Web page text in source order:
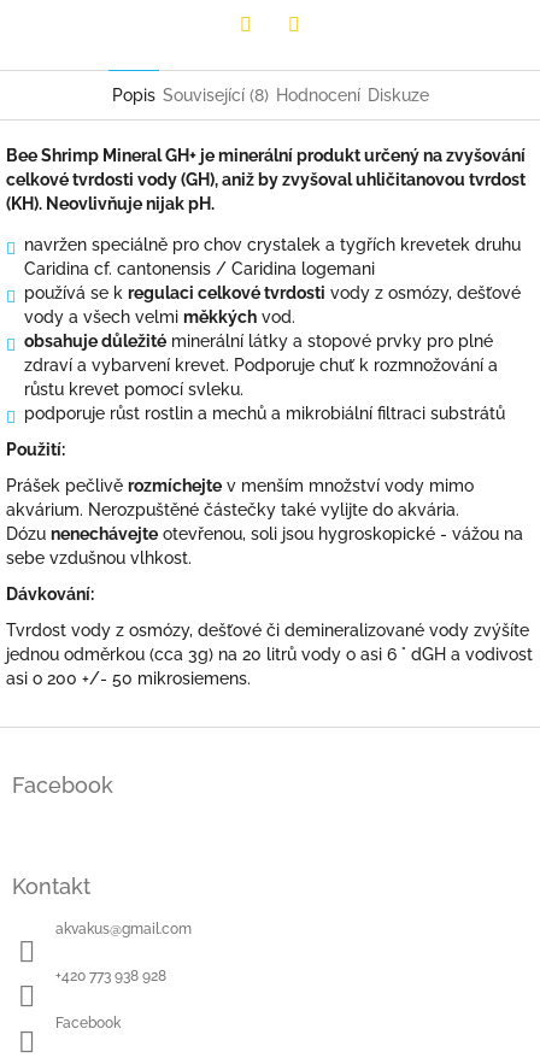
Popis Související (8) Hodnocení Diskuze
Bee Shrimp Mineral GH+ je minerální produkt určený na zvyšování
celkové tvrdosti vody (GH), aniž by zvyšoval uhličitanovou tvrdost
(KH). Neovlivňuje nijak pH.
navržen speciálně pro chov crystalek a tygřích krevetek druhu
Caridina cf. cantonensis / Caridina logemani
používá se k regulaci celkové tvrdosti vody z osmózy, dešťové
vody a všech velmi měkkých vod.
obsahuje důležité minerální látky a stopové prvky pro plné
zdraví a vybarvení krevet. Podporuje chuť k rozmnožování a
růstu krevet pomocí svleku.
podporuje růst rostlin a mechů a mikrobiální filtraci substrátů
Použití:
Prášek pečlivě rozmíchejte v menším množství vody mimo
akvárium. Nerozpuštěné částečky také vylijte do akvária.
Dózu nenechávejte otevřenou, soli jsou hygroskopické - vážou na
sebe vzdušnou vlhkost.
Dávkování:
Tvrdost vody z osmózy, dešťové či demineralizované vody zvýšíte
jednou odměrkou (cca 3g) na 20 litrů vody o asi 6 ° dGH a vodivost
asi o 200 +/- 50 mikrosiemens.
Facebook
Kontakt
akvakus@gmail.com
+420 773 938 928
Facebook